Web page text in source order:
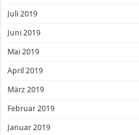
Juli 2019
Juni 2019
Mai 2019
April 2019
März 2019
Februar 2019
Januar 2019